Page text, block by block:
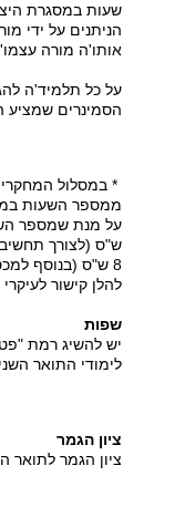
שעות במסגרת
אותו'ה מורה
על כל תלמיד'ה
הסמינרים שמציע
* במסלול
ממספר השעות
ש"ס (לצורך
8 ש"ס (בנוסף למכסת השעות במסלול המחקרי של 28 ש"ס)
להלן קישור לעיקרי
יש להשיג רמת
לימודי התואר השני
ציון הגמר
ציון הגמר לתואר